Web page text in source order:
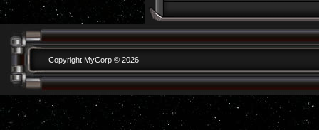
Copyright MyCorp © 2026